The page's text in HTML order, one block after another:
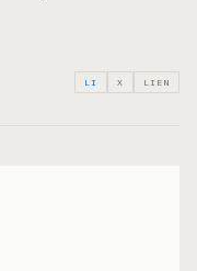
LI X LIEN